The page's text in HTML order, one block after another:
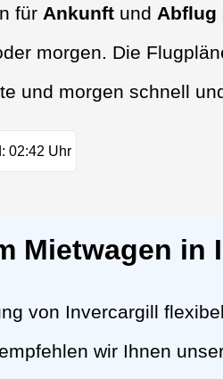
für Ankunft und Abflug
morgen. Die
und morgen schnell
02:42 Uhr
Mietwagen in
von Invercargill
wir Ihnen